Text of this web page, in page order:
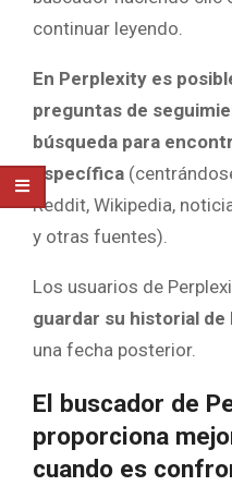
continuar leyendo.
En Perplexity es
preguntas de
búsqueda para
específica
Reddit, Wikipedia,
y otras fuentes).
Los usuarios de
guardar su historial de
una fecha posterior.
El buscador de
proporciona
cuando es